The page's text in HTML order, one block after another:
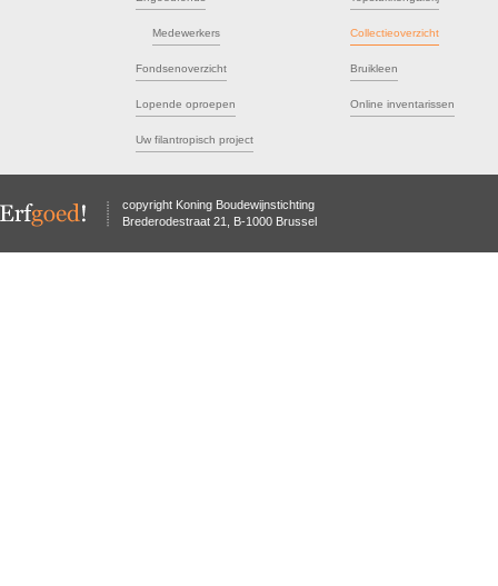
Medewerkers
Fondsenoverzicht
Lopende oproepen
Uw filantropisch project
Collectieoverzicht
Bruikleen
Online inventarissen
copyright Koning Boudewijnstichting
Brederodestraat 21, B-1000 Brussel